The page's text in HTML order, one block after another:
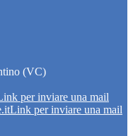
(VC)
per inviare una mail
Link per inviare una mail